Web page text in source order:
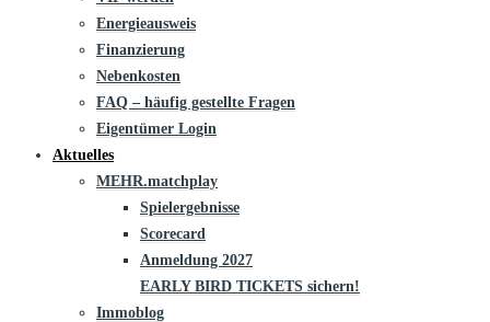
Energieausweis
Finanzierung
Nebenkosten
FAQ – häufig gestellte Fragen
Eigentümer Login
Aktuelles
MEHR.matchplay
Spielergebnisse
Scorecard
Anmeldung 2027
EARLY BIRD TICKETS sichern!
Immoblog